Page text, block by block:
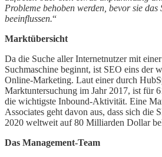
Probleme behoben werden, bevor sie
beeinflussen.“
Marktübersicht
Da die Suche aller Internetnutzer mit
Suchmaschine beginnt, ist SEO eins der
Online-Marketing. Laut einer durch
Marktuntersuchung im Jahr 2017, ist für
die wichtigste Inbound-Aktivität. Eine
Associates geht davon aus, dass sich die
2020 weltweit auf 80 Milliarden Dollar
Das Management-Team